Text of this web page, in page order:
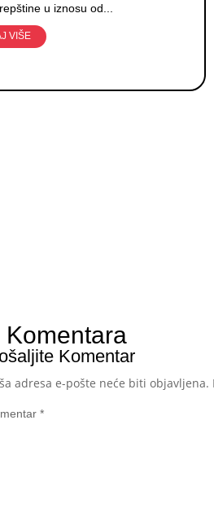
u iznosu od...
VIŠE
Komentara
Komentar
adresa e-pošte neće biti objavljena.
*